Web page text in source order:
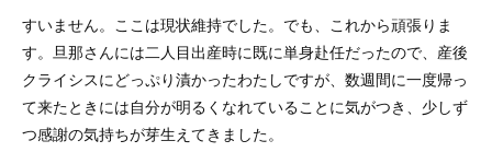
すいません。ここは現状維持でした。でも、これから頑張りま
す。旦那さんには二人目出産時に既に単身赴任だったので、産後
クライシスにどっぷり漬かったわたしですが、数週間に一度帰っ
て来たときには自分が明るくなれていることに気がつき、少しず
つ感謝の気持ちが芽生えてきました。